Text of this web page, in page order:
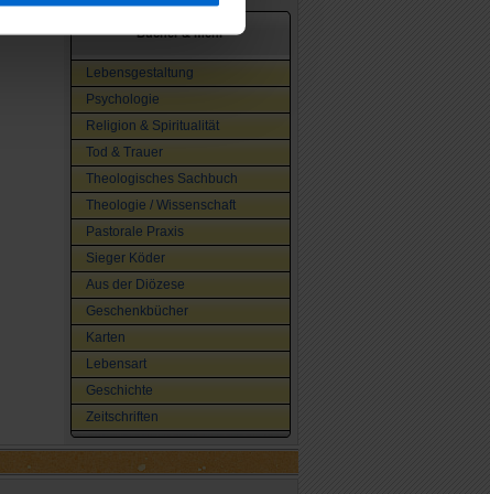
Bücher & mehr
Lebensgestaltung
Psychologie
Religion & Spiritualität
Tod & Trauer
Theologisches Sachbuch
Theologie / Wissenschaft
Pastorale Praxis
Sieger Köder
Aus der Diözese
Geschenkbücher
Karten
Lebensart
Geschichte
Zeitschriften